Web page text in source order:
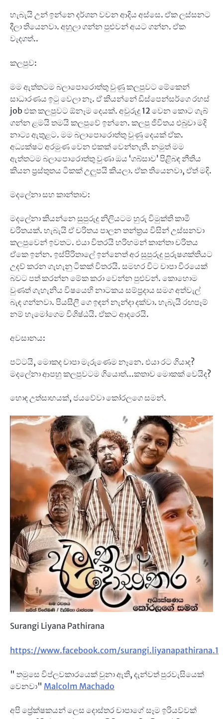
හැබැයි උන් ඉන්නෙ දර්ශන වචන ආදිය අස්සෙ. ඒක ලස්සනට
දීලා තියෙනවා. අහුලා ගන්න පුළුවන් අයට ගන්න. ඒක
වැදගත්..
කලපුව:
මම ඇත්තටම බලාපොරොත්තු වුණු කලපුවට මේකෙන්
සාධාරණය ඉටු වෙලා නෑ. ඒ කියන්නේ ඩිස්පෙන්සර්ගෙ රහස්
job එක කලපුවට ඕනෑම දෙයක්. අවුරුදු 12 වෙන කොට ගැබ්
ගන්න ළමයි තමයි කලපුවේ ඉන්නෙ. කලපු ජිවිතය එබුවා මදි
නාට්‍ය ඇතුළට. මම බලාපොරොත්තු වුණු දෙයක් ඒක.
අධ්‍යක්ෂට අරමුණ වෙන එකක් වෙන්නැති. නමුත් මම
ඇත්තටම බලාපොරොත්තු වුණා ඔය ‘ගබ්සාව’ පිළිබඳ නීතිය
කියන ප්‍රස්තුතය ටිකක් උලුපයි කියලා. ඒක තියෙනවා, ඒත් මදි.
මදලේනා සහ කාන්තාව:
මදලේනා කියන්නෙ සුපුරුදු නිලියටම හුරු විමුක්ති කාමී
චරිතයක්. හැබැයි ඒ චරිතය පාලන තන්ත්‍රය විසින් උස්සනවා
කලපුවෙන් ඉවතට. එයා විතරයි හරිහමන් කාන්තා චරිතය
ඒකෙ ඉන්න. ඉස්පිරිතාලේ ඉන්නෙත් අර සුපුරුදු පුරුෂශක්තියට
උදව් කරන ගැහැනු ටිකක් විතරයි. සමහර විට චාපා වීරයෙක්
බවට පත් කරන්න මේක කරා වෙන්න පුළුවන්. කොහොම
වුණත් ගැහැනිය විෂයෙහි නාටකය සම්ප්‍රදාය සමග අත්වැල්
බැඳ ගන්නවා. පියසීලී ගෙ ඉඳන් නැන්දා දක්වා. හැබැයි රඟපෑම්
නම් හැමෝගෙම විශිෂ්ඨයි. ඒකට ආදරෙයි.
අවසානය:
පට්ටයි, මොකද චාපා මැරුණෙම නෑනෙ. එයා රට ගියාද?
මදලේනා ආපහු කලපුවටම ගියොත්...කතාව මොකක් වෙයිද?
හොඳ උත්සාහයක්, ජයවේවා කෝරලගෙ සමන්.
Surangi Liyana Pathirana
https://www.facebook.com/surangi.liyanapathirana.1
" තමුසෙ විප්ලවකාරයෙක් වුනා ඇති, දැන්වත් පුරවැසියෙක්
වෙනවා" Malcolm Machado
අපි ප්‍රේක්ෂකයන් ලෙස දොස්තර චාපාගේ සෑම ඉරියව්වක්